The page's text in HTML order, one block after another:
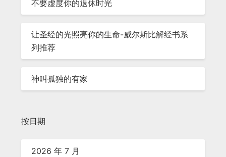
不要虚度你的退休时光
让圣经的光照亮你的生命-威尔斯比解经书系
列推荐
神叫孤独的有家
按日期
2026 年 7 月